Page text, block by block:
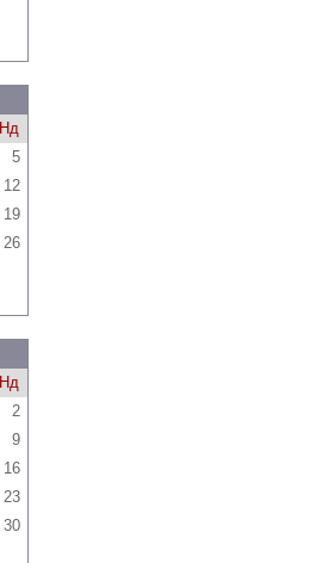
Нд
5
12
19
26
Нд
2
9
16
23
30